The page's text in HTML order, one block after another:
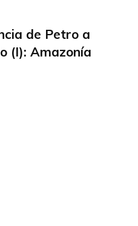
de Petro a
(I): Amazonía